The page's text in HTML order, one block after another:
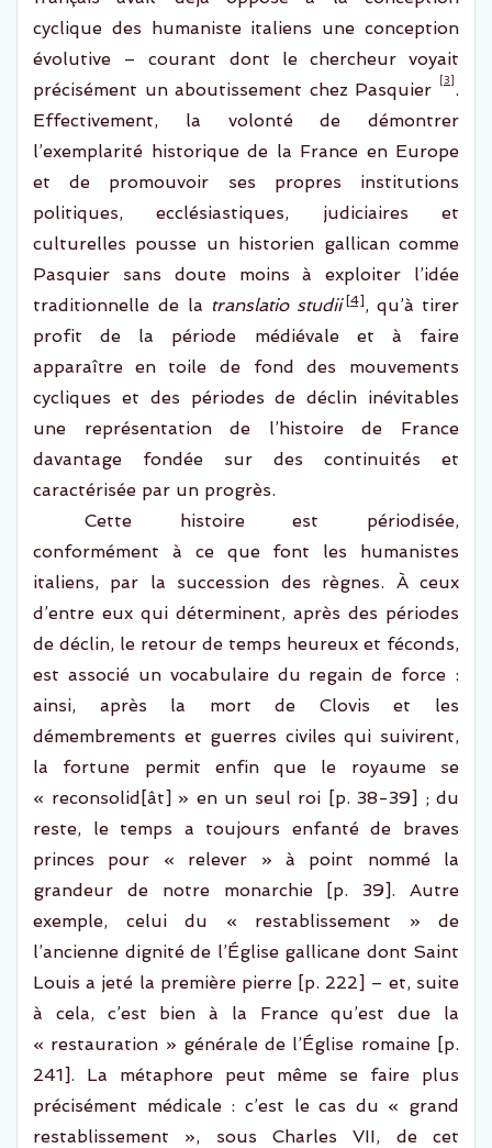
cyclique des humaniste italiens une conception
évolutive – courant dont le chercheur voyait
précisément un aboutissement chez Pasquier
[3] .
Effectivement, la volonté de démontrer
l’exemplarité historique de la France en Europe
et de promouvoir ses propres institutions
politiques, ecclésiastiques, judiciaires et
culturelles pousse un historien gallican comme
Pasquier sans doute moinsà exploiter l’idée
traditionnelle de la translatio studii [4],qu’à tirer
profit de la période médiévale et à faire
apparaître en toile de fond des mouvements
cycliques et des périodes de déclin inévitables
une représentation de l’histoire de France
davantage fondée sur des continuités et
caractérisée par un progrès.
Cette histoire est périodisée,
conformément à ce que font les humanistes
italiens, par la succession des règnes. À ceux
d’entre eux qui déterminent, après des périodes
de déclin, le retour de temps heureux et féconds,
est associé un vocabulaire du regain de force :
ainsi, après la mort de Clovis et les
démembrements et guerres civiles qui suivirent,
la fortune permit enfinque le royaume se
« reconsolid [ât] » en un seul roi [p. 38-39] ; du
reste, le temps a toujours enfanté de braves
princes pour « relever » à point nommé la
grandeur de notre monarchie [p. 39]. Autre
exemple, celui du « restablissement » de
l’ancienne dignité de l’Église gallicane dont Saint
Louis a jeté la première pierre [p. 222] – et, suite
à cela, c’est bienà la France qu’est due la
« restauration » générale de l’Église romaine [p.
241]. La métaphore peut même se faire plus
précisément médicale: c’est le cas du « grand
restablissement », sous Charles VII, de cet